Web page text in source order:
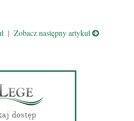
| Zobacz następny artykuł
dostęp